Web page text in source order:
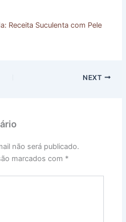
Receita Suculenta com Pele
NEXT
não será publicado.
marcados com *